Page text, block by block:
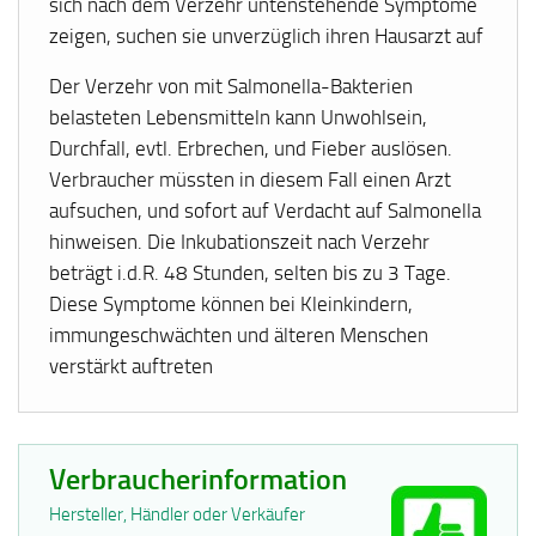
zeigen, suchen sie unverzüglich ihren Hausarzt auf
Der Verzehr von mit Salmonella-Bakterien
belasteten Lebensmitteln kann Unwohlsein,
Durchfall, evtl. Erbrechen, und Fieber auslösen.
Verbraucher müssten in diesem Fall einen Arzt
aufsuchen, und sofort auf Verdacht auf Salmonella
hinweisen. Die Inkubationszeit nach Verzehr
beträgt i.d.R. 48 Stunden, selten bis zu 3 Tage.
Diese Symptome können bei Kleinkindern,
immungeschwächten und älteren Menschen
verstärkt auftreten
Verbraucherinformation
Hersteller, Händler oder Verkäufer